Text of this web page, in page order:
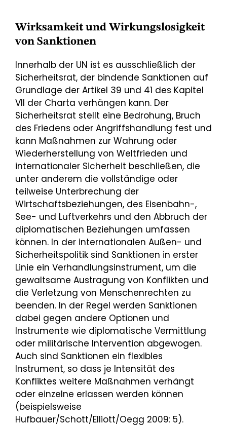
Wirksamkeit und Wirkungslosigkeit
von Sanktionen
Innerhalb der UN ist es ausschließlich der
Sicherheitsrat, der bindende Sanktionen auf
Grundlage der Artikel 39 und 41 des Kapitel
VII der Charta verhängen kann. Der
Sicherheitsrat stellt eine Bedrohung, Bruch
des Friedens oder Angriffshandlung fest und
kann Maßnahmen zur Wahrung oder
Wiederherstellung von Weltfrieden und
internationaler Sicherheit beschließen, die
unter anderem die vollständige oder
teilweise Unterbrechung der
Wirtschaftsbeziehungen, des Eisenbahn-,
See- und Luftverkehrs und den Abbruch der
diplomatischen Beziehungen umfassen
können. In der internationalen Außen- und
Sicherheitspolitik sind Sanktionen in erster
Linie ein Verhandlungsinstrument, um die
gewaltsame Austragung von Konflikten und
die Verletzung von Menschenrechten zu
beenden. In der Regel werden Sanktionen
dabei gegen andere Optionen und
Instrumente wie diplomatische Vermittlung
oder militärische Intervention abgewogen.
Auch sind Sanktionen ein flexibles
Instrument, so dass je Intensität des
Konfliktes weitere Maßnahmen verhängt
oder einzelne erlassen werden können
(beispielsweise
Hufbauer/Schott/Elliott/Oegg 2009: 5).